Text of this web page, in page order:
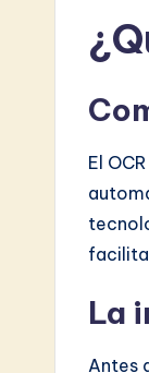
ft
wEl
La
Antes